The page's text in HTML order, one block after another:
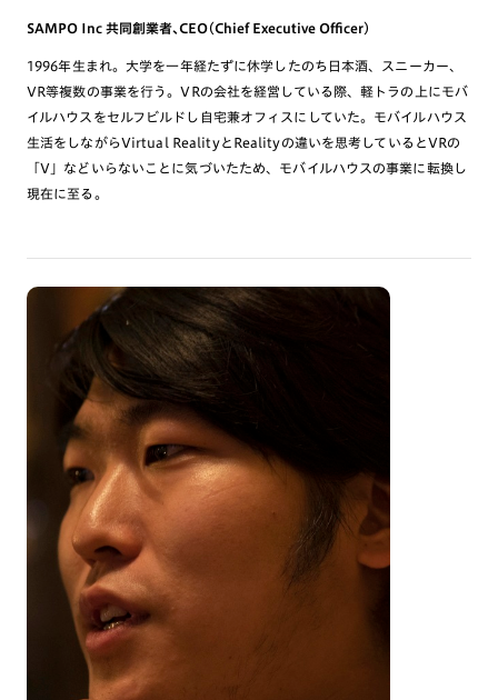
SAMPO Inc 共同創業者、CEO（Chief Executive Officer)
1996年生まれ。大学を一年経たずに休学したのち日本酒、スニーカー、
VR等複数の事業を行う。VRの会社を経営している際、軽トラの上にモバ
イルハウスをセルフビルドし自宅兼オフィスにしていた。モバイルハウス
生活をしながらVirtual RealityとRealityの違いを思考しているとVRの
「V」などいらないことに気づいたため、モバイルハウスの事業に転換し
現在に至る。